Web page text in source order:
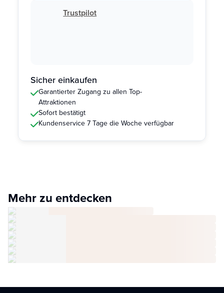
Trustpilot
Sicher einkaufen
Garantierter Zugang zu allen Top-
Attraktionen
Sofort bestätigt
Kundenservice 7 Tage die Woche verfügbar
Mehr zu entdecken